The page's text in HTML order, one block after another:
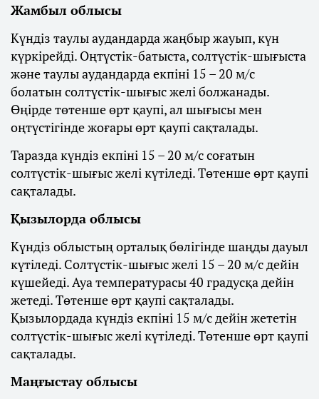
Жамбыл облысы
Күндіз таулы аудандарда жаңбыр жауып, күн
күркірейді. Оңтүстік-батыста, солтүстік-шығыста
және таулы аудандарда екпіні 15 – 20 м/с
болатын солтүстік-шығыс желі болжанады.
Өңірде төтенше өрт қаупі, ал шығысы мен
оңтүстігінде жоғары өрт қаупі сақталады.
Таразда күндіз екпіні 15 – 20 м/с соғатын
солтүстік-шығыс желі күтіледі. Төтенше өрт қаупі
сақталады.
Қызылорда облысы
Күндіз облыстың орталық бөлігінде шаңды дауыл
күтіледі. Солтүстік-шығыс желі 15 – 20 м/с дейін
күшейеді. Ауа температурасы 40 градусқа дейін
жетеді. Төтенше өрт қаупі сақталады.
Қызылордада күндіз екпіні 15 м/с дейін жететін
солтүстік-шығыс желі күтіледі. Төтенше өрт қаупі
сақталады.
Маңғыстау облысы